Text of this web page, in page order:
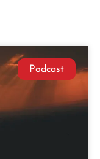
Podcast